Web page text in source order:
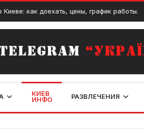
как доехать, цены, график работы.
КИЕВ
ИНФО
РАЗВЛЕЧЕНИЯ